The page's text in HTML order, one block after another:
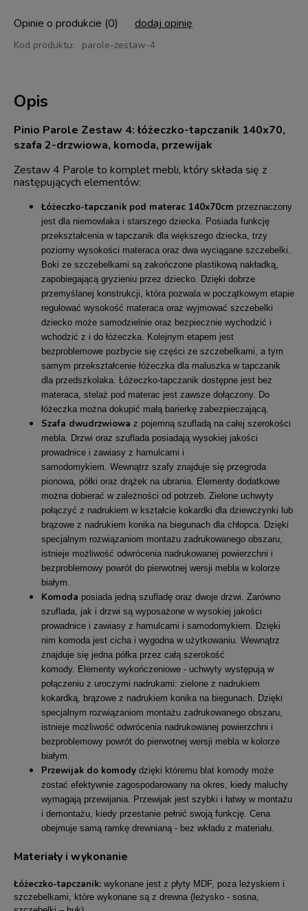
Kod produktu: parole-zestaw-4
Opinie o produkcie (0) dodaj opinię
Opis
Pinio Parole Zestaw 4: łóżeczko-tapczanik 140x70,
szafa 2-drzwiowa, komoda, przewijak
Zestaw 4 Parole to komplet mebli, który składa się z
następujących elementów:
Łóżeczko-tapczanik pod materac 140x70cm przeznaczony
jest dla niemowlaka i starszego dziecka. Posiada funkcję
przekształcenia w tapczanik dla większego dziecka, trzy
poziomy wysokości materaca oraz dwa wyciągane szczebelki.
Boki ze szczebelkami są zakończone plastikową nakładką,
zapobiegającą gryzieniu przez dziecko. Dzięki dobrze
przemyślanej konstrukcji, która pozwala w początkowym etapie
regulować wysokość materaca oraz wyjmować szczebelki
dziecko może samodzielnie oraz bezpiecznie wychodzić i
wchodzić z i do łóżeczka. Kolejnym etapem jest
bezproblemowe pozbycie się części ze szczebelkami, a tym
samym przekształcenie łóżeczka dla maluszka w tapczanik
dla przedszkolaka. Łóżeczko-tapczanik dostępne jest bez
materaca, stelaż pod materac jest zawsze dołączony. Do
łóżeczka można dokupić małą barierkę zabezpieczającą.
Szafa dwudrzwiowa z pojemną szufladą na całej szerokości
mebla. Drzwi oraz szuflada posiadają wysokiej jakości
prowadnice i zawiasy z hamulcami i
samodomykiem. Wewnątrz szafy znajduje się przegroda
pionowa, półki oraz drążek na ubrania. Elementy dodatkowe
można dobierać w zależności od potrzeb. Zielone uchwyty
połączyć z nadrukiem w kształcie kokardki dla dziewczynki lub
brązowe z nadrukiem konika na biegunach dla chłopca. Dzięki
specjalnym rozwiązaniom montażu zadrukowanego obszaru,
istnieje możliwość odwrócenia nadrukowanej powierzchni i
bezproblemowy powrót do pierwotnej wersji mebla w kolorze
białym.
Komoda posiada jedną szufladę oraz dwoje drzwi. Zarówno
szuflada, jak i drzwi są wyposażone w wysokiej jakości
prowadnice i zawiasy z hamulcami i samodomykiem. Dzięki
nim komoda jest cicha i wygodna w użytkowaniu. Wewnątrz
znajduje się jedna półka przez całą szerokość
komody. Elementy wykończeniowe - uchwyty występują w
połączeniu z uroczymi nadrukami: zielone z nadrukiem
kokardką, brązowe z nadrukiem konika na biegunach. Dzięki
specjalnym rozwiązaniom montażu zadrukowanego obszaru,
istnieje możliwość odwrócenia nadrukowanej powierzchni i
bezproblemowy powrót do pierwotnej wersji mebla w kolorze
białym.
Przewijak do komody dzięki któremu blat komody może
zostać efektywnie zagospodarowany na okres, kiedy maluchy
wymagają przewijania. Przewijak jest szybki i łatwy w montażu
i demontażu, kiedy przestanie pełnić swoją funkcję. Cena
obejmuje samą ramkę drewnianą - bez wkładu z materiału.
Materiały i wykonanie
Łóżeczko-tapczanik: wykonane jest z płyty MDF, poza leżyskiem i
szczebelkami, które wykonane są z drewna (leżysko - sosna,